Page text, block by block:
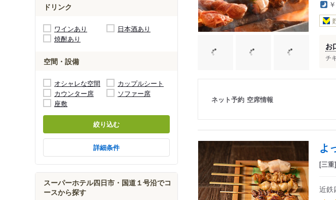
ドリンク
ワインあり
日本酒あり
焼酎あり
空間・設備
オシャレな空間
カップルシート
カウンター席
ソファー席
座敷
絞り込む
詳細条件
スーパーホテル四日市・国道１号沿でコ
ースから探す
お
チ
ネット予約 空席情報
よ
[三
近鉄